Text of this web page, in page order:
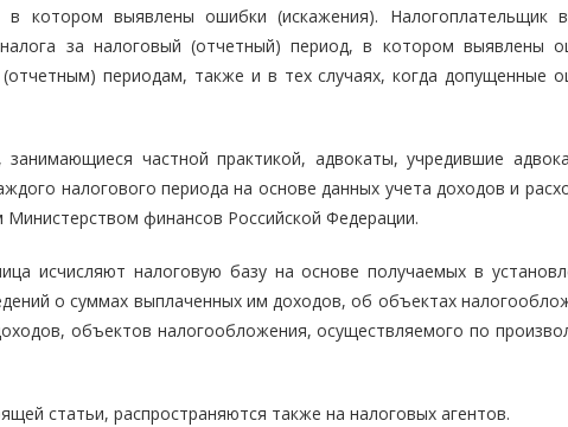
котором выявлены ошибки (искажения). Налогоплательщик
за налоговый (отчетный) период, в котором выявлены
периодам, также и в тех случаях, когда допущенные
частной практикой, адвокаты, учредившие
налогового периода на основе данных учета доходов и
финансов Российской Федерации.
исчисляют налоговую базу на основе получаемых в
о суммах выплаченных им доходов, об объектах
объектов налогообложения, осуществляемого по
статьи, распространяются также на налоговых агентов.